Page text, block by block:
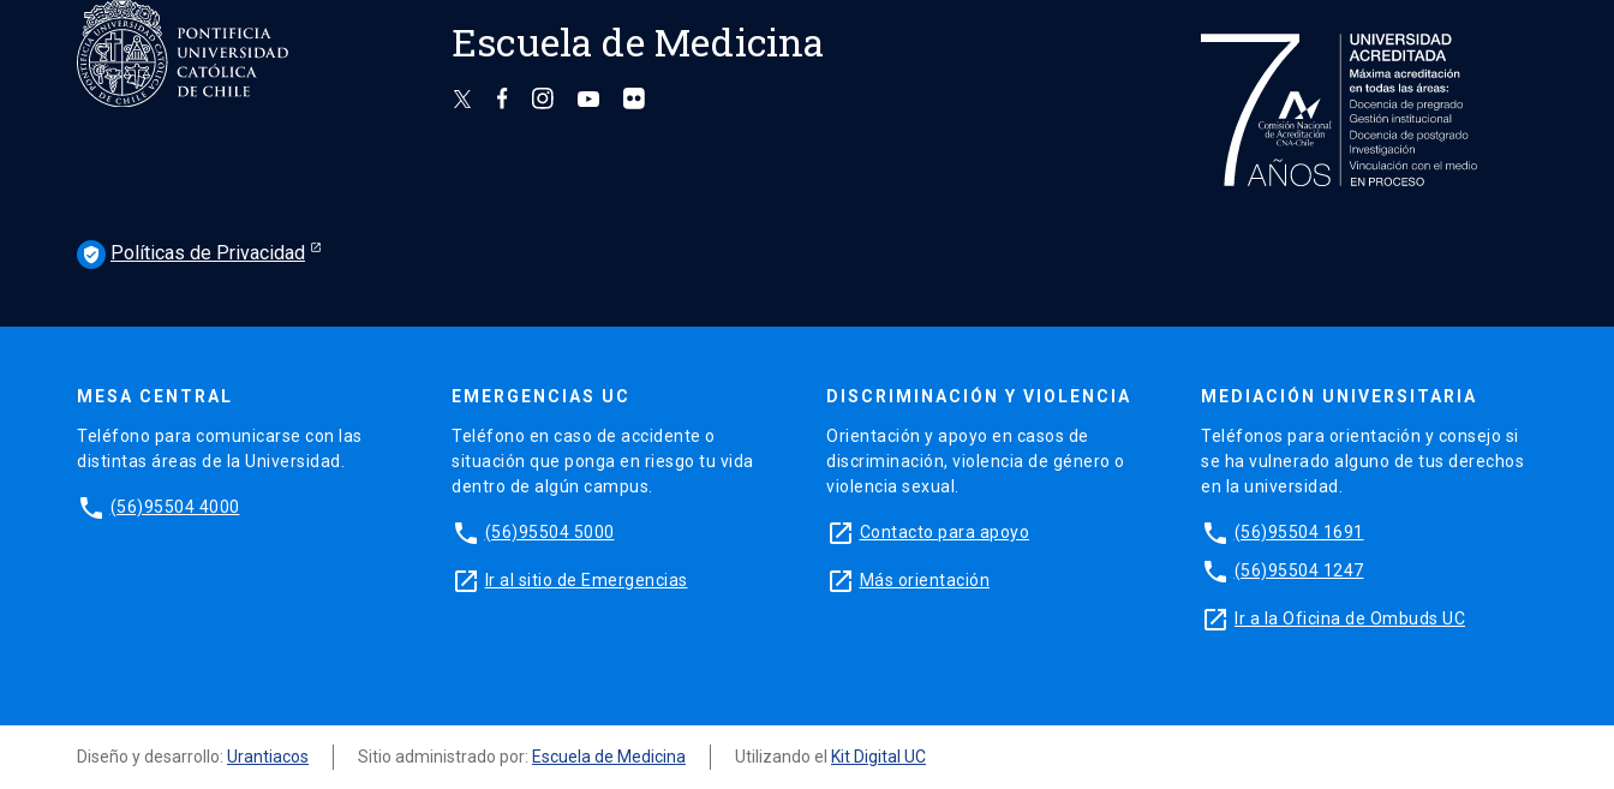
Escuela de Medicina
verified_user Políticas de Privacidad
MESA CENTRAL
Teléfono para comunicarse con las
distintas áreas de la Universidad.
phone (56)95504 4000
EMERGENCIAS UC
Teléfono en caso de accidente o
situación que ponga en riesgo tu vida
dentro de algún campus.
phone (56)95504 5000
launch Ir al sitio de Emergencias
DISCRIMINACIÓN Y VIOLENCIA
Orientación y apoyo en casos de
discriminación, violencia de género o
violencia sexual.
launch Contacto para apoyo
launch Más orientación
MEDIACIÓN UNIVERSITARIA
Teléfonos para orientación y consejo si
se ha vulnerado alguno de tus derechos
en la universidad.
phone (56)95504 1691
phone (56)95504 1247
launch Ir a la Oficina de Ombuds UC
Diseño y desarrollo: Urantiacos Sitio administrado por: Escuela de Medicina Utilizando el Kit Digital UC